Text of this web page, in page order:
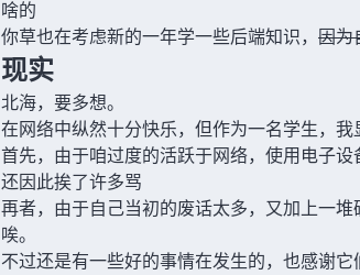
啥的
你草也在考虑新的一年学一些后端知识， 因为
现实
北海，要多想。
在网络中纵然十分快乐，但作为一名学生，我
首先，由于咱过度的活跃于网络，使用电子
还因此挨了许多骂
再者，由于自己当初的废话太多，又加上一
唉。
不过还是有一些好的事情在发生的，也感谢它